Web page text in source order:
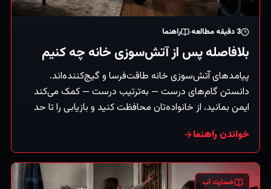
3 دقیقه مطالعه راهنما
بلافاصله پس از آتش‌سوزی خانه چه کنیم
پیامدهای آتش‌سوزی خانه طاقت‌فرسا و گیج‌کننده‌اند.
دانستن گام‌های درست — به‌ترتیب درست — کمک می‌کند
ایمن بمانید، از خانواده‌تان محافظت کنید و بازیابی را تا حد
آتش‌نشانی را دنبال کنید.)
خواندن راهنما
خسارت آب